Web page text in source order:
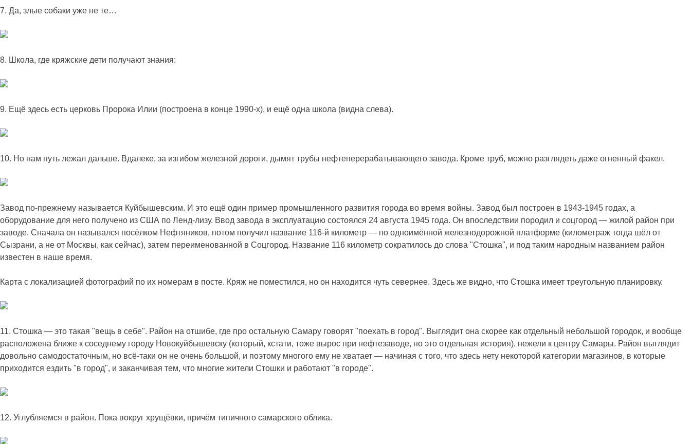
7. Да, злые собаки уже не те…
8. Школа, где кряжские дети получают знания:
9. Ещё здесь есть церковь Пророка Илии (построена в конце 1990-х), и ещё одна школа (видна слева).
10. Но нам путь лежал дальше. Вдалеке, за изгибом железной дороги, дымят трубы нефтеперерабатывающего завода. Кроме труб, можно разглядеть даже огненный факел.
Завод по-прежнему называется Куйбышевским. И это ещё один пример промышленного развития города во время войны. Завод был построен в 1943-1945 годах, а
оборудование для него получено из США по Ленд-лизу. Ввод завода в эксплуатацию состоялся 24 августа 1945 года. Он впоследствии породил и соцгород — жилой район при
заводе. Сначала он назывался посёлком Нефтяников, потом получил название 116-й километр — по одноимённой железнодорожной платформе (километраж тогда шёл от
Сызрани, а не от Москвы, как сейчас), затем переименованной в Соцгород. Название 116 километр сократилось до слова "Стошка", и под таким народным названием район
известен в наше время.
Карта с локализацией фотографий по их номерам в посте. Кряж не поместился, но он находится чуть севернее. Здесь же видно, что Стошка имеет треугольную планировку.
11. Стошка — это такая "вещь в себе". Район на отшибе, где про остальную Самару говорят "поехать в город". Выглядит она скорее как отдельный небольшой городок, и вообще
расположена ближе к соседнему городу Новокуйбышевску (который, кстати, тоже вырос при нефтезаводе, но это отдельная история), нежели к центру Самары. Район выглядит
довольно самодостаточным, но всё-таки он не очень большой, и поэтому многого ему не хватает — начиная с того, что здесь нету некоторой категории магазинов, в которые
приходится ездить "в город", и заканчивая тем, что многие жители Стошки и работают "в городе".
12. Углубляемся в район. Пока вокруг хрущёвки, причём типичного самарского облика.